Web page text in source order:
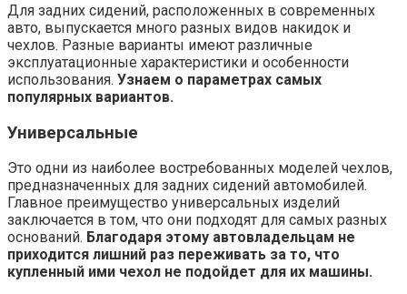
Для задних сидений, расположенных в современных
авто, выпускается много разных видов накидок и
чехлов. Разные варианты имеют различные
эксплуатационные характеристики и особенности
использования. Узнаем о параметрах самых
популярных вариантов.
Универсальные
Это одни из наиболее востребованных моделей чехлов,
предназначенных для задних сидений автомобилей.
Главное преимущество универсальных изделий
заключается в том, что они подходят для самых разных
оснований. Благодаря этому автовладельцам не
приходится лишний раз переживать за то, что
купленный ими чехол не подойдет для их машины.